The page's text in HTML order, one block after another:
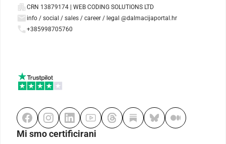
CRN 13879174 | WEB CODING SOLUTIONS LTD
info / social / sales / career / legal @dalmacijaportal.hr
+385998705760
Mi smo certificirani